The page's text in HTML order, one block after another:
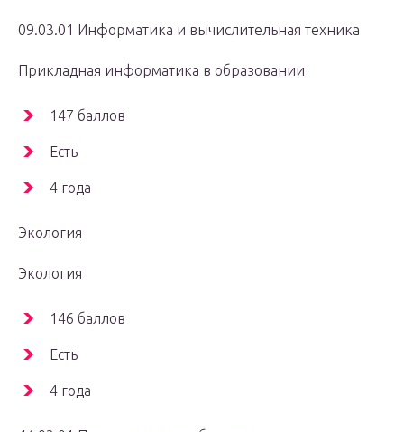
09.03.01 Информатика и вычислительная техника
Прикладная информатика в образовании
147 баллов
Есть
4 года
Экология
Экология
146 баллов
Есть
4 года